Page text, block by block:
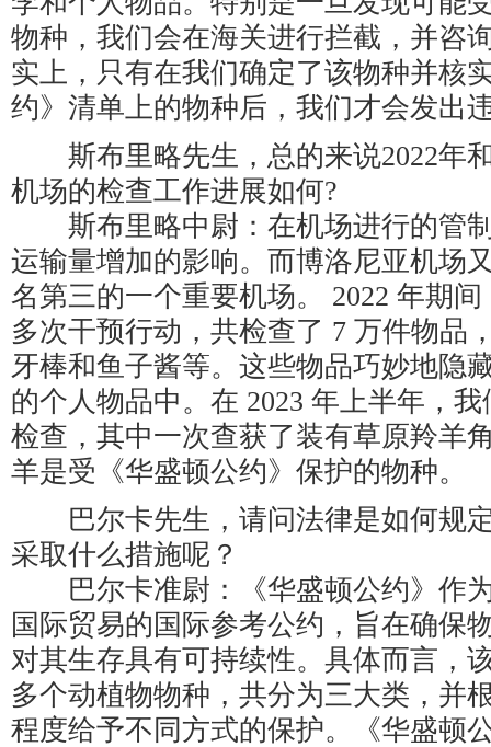
物种，我们会在海关进行拦截，并咨
实上，只有在我们确定了该物种并核
约》清单上的物种后，我们才会发出
斯布里略先生，总的来说2022年和
机场的检查工作进展如何?
斯布里略中尉：在机场进行的管
运输量增加的影响。而博洛尼亚机场
名第三的一个重要机场。 2022 年期
多次干预行动，共检查了 7 万件物品
牙棒和鱼子酱等。这些物品巧妙地隐
的个人物品中。在 2023 年上半年，
检查，其中一次查获了装有草原羚羊
羊是受《华盛顿公约》保护的物种。
巴尔卡先生，请问法律是如何规
采取什么措施呢？
巴尔卡准尉：《华盛顿公约》作
国际贸易的国际参考公约，旨在确保
对其生存具有可持续性。具体而言，
多个动植物物种，共分为三大类，并
程度给予不同方式的保护。《华盛顿